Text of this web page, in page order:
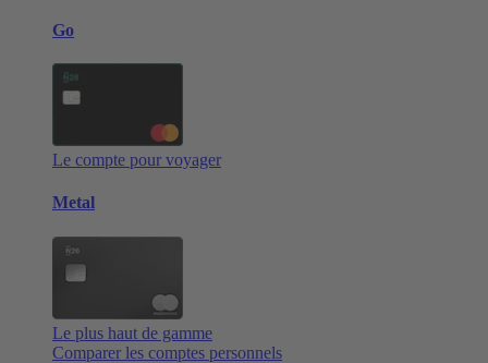
Go
Le compte pour voyager
Metal
Le plus haut de gamme
Comparer les comptes personnels